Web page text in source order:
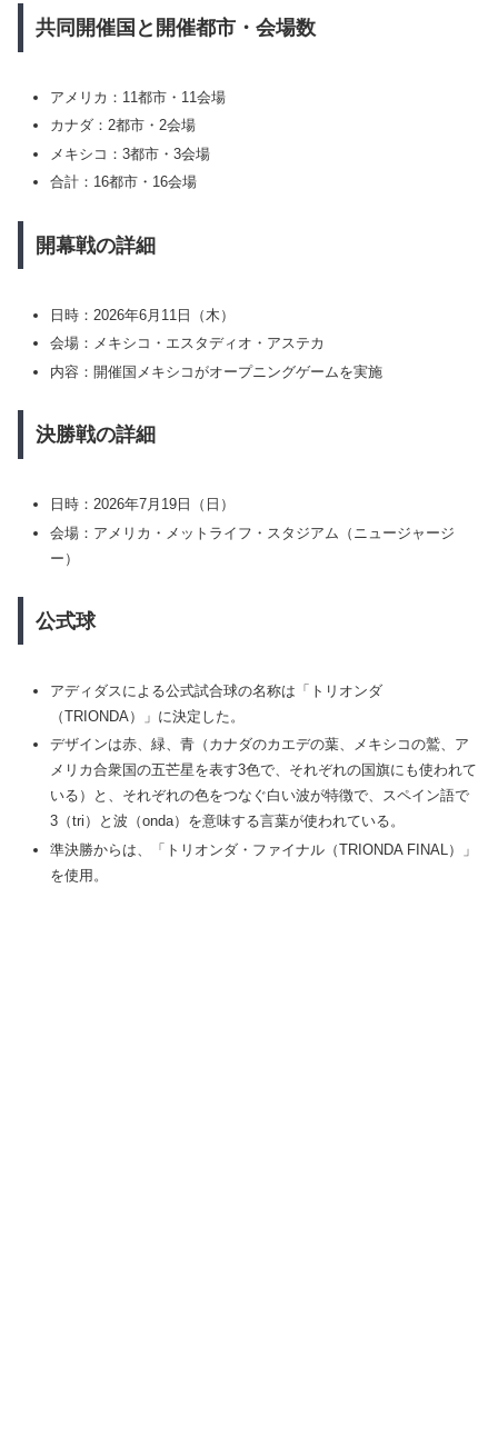
共同開催国と開催都市・会場数
アメリカ：11都市・11会場
カナダ：2都市・2会場
メキシコ：3都市・3会場
合計：16都市・16会場
開幕戦の詳細
日時：2026年6月11日（木）
会場：メキシコ・エスタディオ・アステカ
内容：開催国メキシコがオープニングゲームを実施
決勝戦の詳細
日時：2026年7月19日（日）
会場：アメリカ・メットライフ・スタジアム（ニュージャージ
ー）
公式球
アディダスによる公式試合球の名称は「トリオンダ
（TRIONDA）」に決定した。
デザインは赤、緑、青（カナダのカエデの葉、メキシコの鷲、ア
メリカ合衆国の五芒星を表す3色で、それぞれの国旗にも使われて
いる）と、それぞれの色をつなぐ白い波が特徴で、スペイン語で
3（tri）と波（onda）を意味する言葉が使われている。
準決勝からは、「トリオンダ・ファイナル（TRIONDA FINAL）」
を使用。